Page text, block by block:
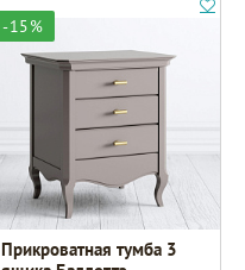
-15%
Прикроватная тумба 3